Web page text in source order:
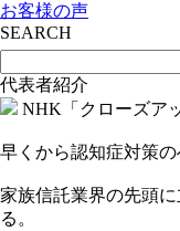
お客様の声
SEARCH
代表者紹介
NHK「クローズア
早くから認知症対策
家族信託業界の先頭
る。